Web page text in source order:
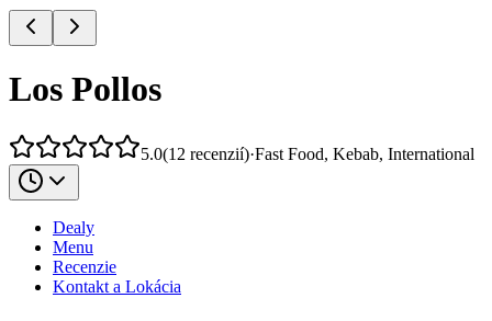
Los Pollos
5.0(12 recenzií)·Fast Food, Kebab, International
Dealy
Menu
Recenzie
Kontakt a Lokácia